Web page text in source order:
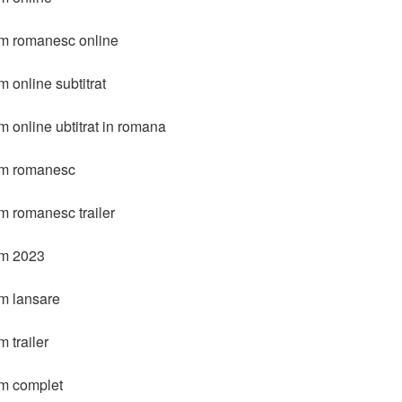
romanesc online
online subtitrat
online ubtitrat in romana
romanesc
romanesc trailer
2023
lansare
trailer
complet